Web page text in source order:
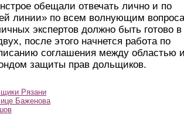
обещали отвечать лично и по
линии» по всем волнующим
экспертов должно быть готово в
после этого начнется работа по
соглашения между областью
защиты прав дольщиков.
Рязани
Баженова